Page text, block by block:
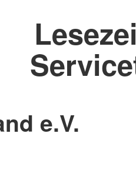
e.V.